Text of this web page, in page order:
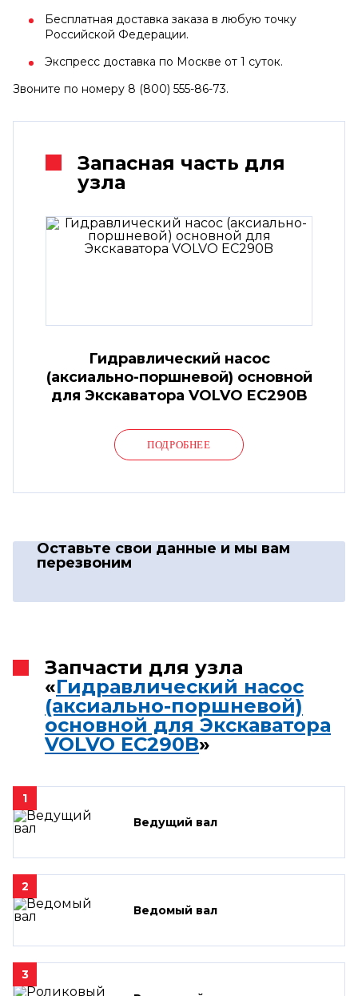
Бесплатная доставка заказа в любую точку
Российской Федерации.
Экспресс доставка по Москве от 1 суток.
Звоните по номеру 8 (800) 555-86-73.
Запасная часть для
узла
Гидравлический насос
(аксиально-поршневой) основной
для Экскаватора VOLVO EC290B
ПОДРОБНЕЕ
Оставьте свои данные и мы вам
перезвоним
Запчасти для узла
«Гидравлический насос
(аксиально-поршневой)
основной для Экскаватора
VOLVO EC290B»
1
Ведущий вал
2
Ведомый вал
3